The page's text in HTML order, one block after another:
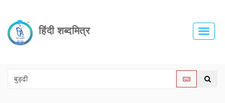
हिंदी शब्दमित्र